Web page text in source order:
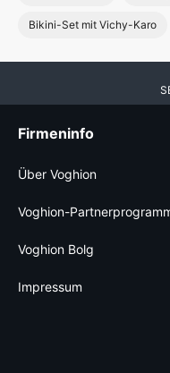
Bikini-Set mit Vichy-Karo
Firmeninfo
Über Voghion
Voghion-
Voghion Bolg
Impressum